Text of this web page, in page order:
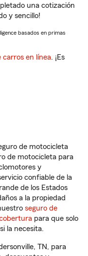
una cotización
y sencillo!
basados en primas
carros en línea. ¡Es
de motocicleta
de motocicleta para
y
confiable de la
de los Estados
a la propiedad
seguro de
para que solo
la necesita.
TN, para